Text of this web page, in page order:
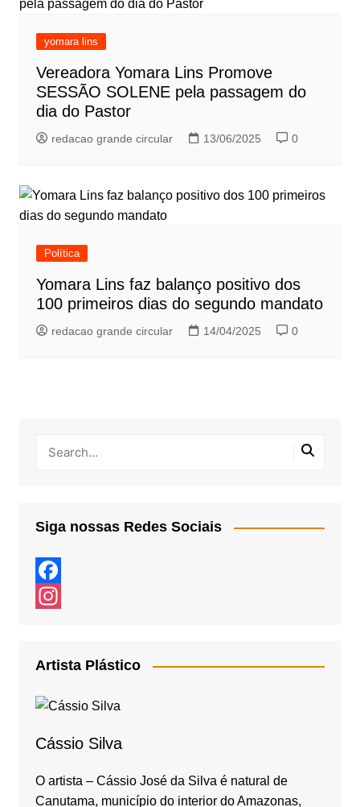
yomara lins
Vereadora Yomara Lins Promove
SESSÃO SOLENE pela passagem do
dia do Pastor
redacao grande circular 13/06/2025 0
Política
Yomara Lins faz balanço positivo dos
100 primeiros dias do segundo mandato
redacao grande circular 14/04/2025 0
Siga nossas Redes Sociais
F
e
b
o
k
s
t
g
r
a
Artista Plástico
Cássio Silva
O artista – Cássio José da Silva é natural de
Canutama, município do interior do Amazonas,